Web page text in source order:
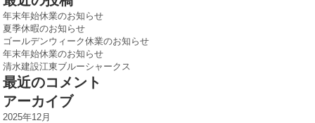
年末年始休業のお知らせ
夏季休暇のお知らせ
ゴールデンウィーク休業のお知らせ
年末年始休業のお知らせ
清水建設江東ブルーシャークス
最近のコメント
アーカイブ
2025年12月